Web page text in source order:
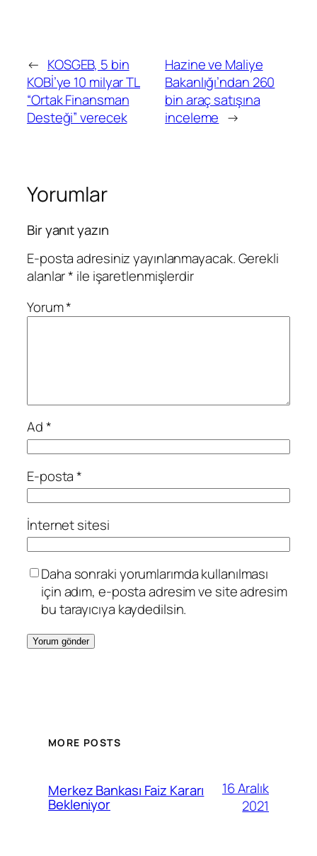
← KOSGEB, 5 bin
KOBİ’ye 10 milyar TL
“Ortak Finansman
Desteği” verecek
Hazine ve Maliye
Bakanlığı’ndan 260
bin araç satışına
inceleme →
Yorumlar
Bir yanıt yazın
E-posta adresiniz yayınlanmayacak.Gerekli
alanlar* ile işaretlenmişlerdir
Yorum*
Ad*
E-posta*
İnternet sitesi
Daha sonraki yorumlarımda kullanılması
için adım, e-posta adresim ve site adresim
bu tarayıcıya kaydedilsin.
MORE POSTS
Merkez Bankası Faiz Kararı
Bekleniyor
16 Aralık
2021